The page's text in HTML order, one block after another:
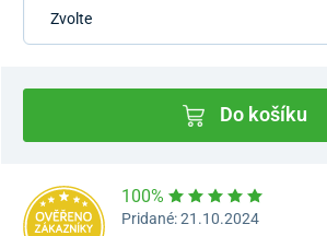
Do košíku
100%
Pridané: 21.10.2024